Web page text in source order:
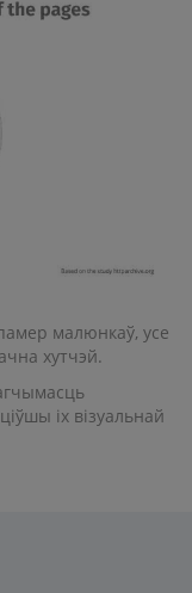
малюнкаў, усе
хутчэй.
іх візуальнай